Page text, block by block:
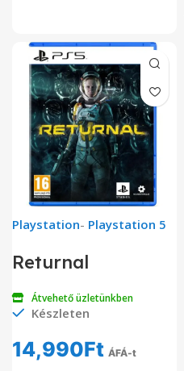
Playstation- Playstation 5
Returnal
Átvehető üzletünkben
Készleten
14,990Ft ÁFÁ-t